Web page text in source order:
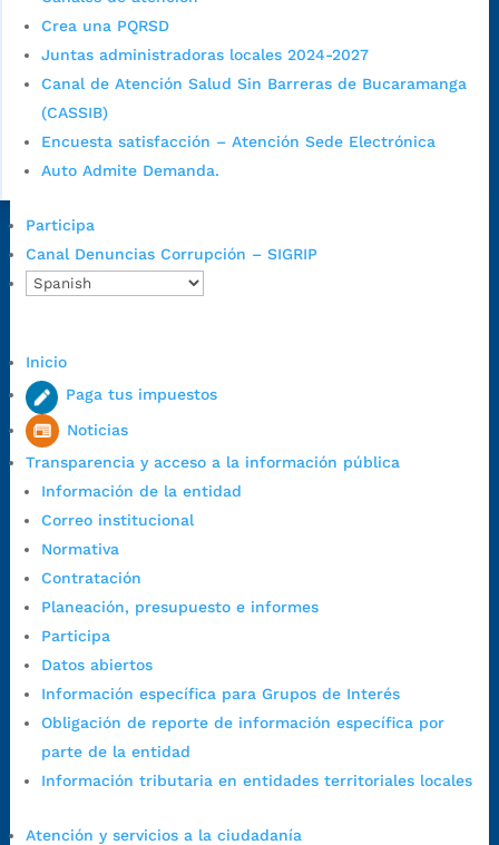
Crea una PQRSD
Juntas administradoras locales 2024-2027
Canal de Atención Salud Sin Barreras de Bucaramanga
(CASSIB)
Encuesta satisfacción – Atención Sede Electrónica
Auto Admite Demanda.
Participa
Canal Denuncias Corrupción – SIGRIP
Inicio
Paga tus impuestos
Noticias
Transparencia y acceso a la información pública
Información de la entidad
Correo institucional
Normativa
Contratación
Planeación, presupuesto e informes
Participa
Datos abiertos
Información específica para Grupos de Interés
Obligación de reporte de información específica por
parte de la entidad
Información tributaria en entidades territoriales locales
Atención y servicios a la ciudadanía
Colombia.
Dirección Fase II:Carrera 11 # 34-52, Bucaramanga, Santander,
Código Postal:
Horario de Atención:
Lunes a jueves de 7:00 a.m. a 12:00 m y de
1:00 p.m. a 5:30 p.m. / viernes jornada continua en el horario de
7:00 a.m. a 5:00 p.m., con 30 minutos de descanso al medio día.
Horario de Atención CAME (Central):
Carrera 12 #16N-84 del barrio Kennedy.
Horario habitual de lunes a viernes en
Teléfono Conmutador:
+57 (607) 633 70 00
Líneagratuita:
+57 (607) 652 55 55
Correo Institucional: